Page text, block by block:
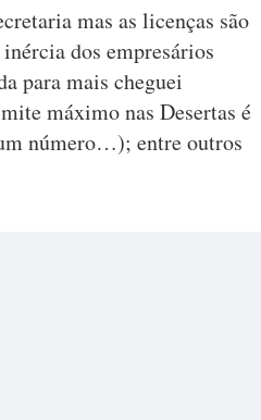
mas as licenças são
dos empresários
para mais cheguei
máximo nas Desertas é
número…); entre outros